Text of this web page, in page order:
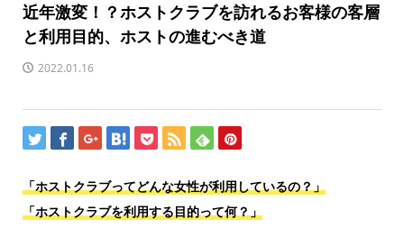
近年激変！？ホストクラブを訪れるお客様の客層
と利用目的、ホストの進むべき道
2022.01.16
「ホストクラブってどんな女性が利用しているの？」
「ホストクラブを利用する目的って何？」